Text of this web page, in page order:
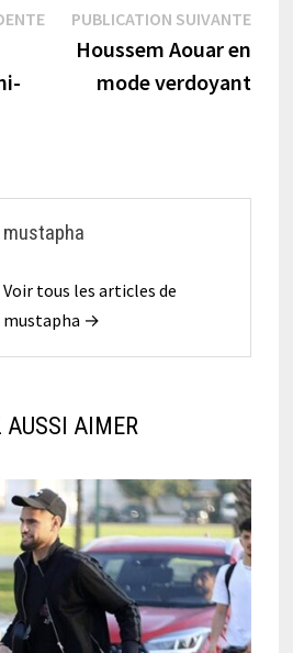
Publication
précédente :
PUBLICATION SUIVANTE
Houssem Aouar en
mode verdoyant
mustapha
Voir tous les articles de
mustapha →
AUSSI AIMER